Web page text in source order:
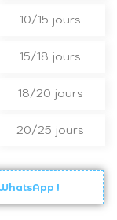
10/15 jours
15/18 jours
18/20 jours
20/25 jours
!